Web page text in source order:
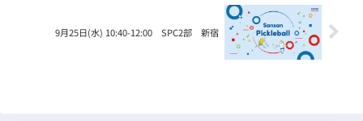
9月25日(水) 10:40-12:00 SPC2部 新宿